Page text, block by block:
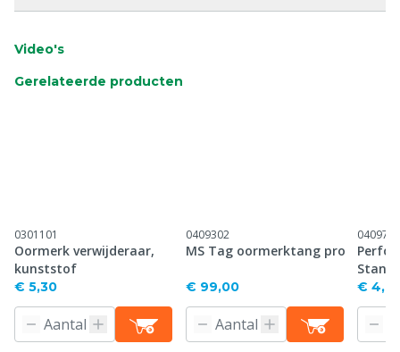
Video's
Gerelateerde producten
0301101
Oormerk verwijderaar,
kunststof
€ 5,30
0409302
MS Tag oormerktang pro
€ 99,00
0409716
€ 4,61